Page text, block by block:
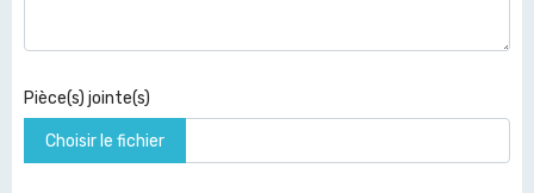
Pièce(s) jointe(s)
Choisir le fichier